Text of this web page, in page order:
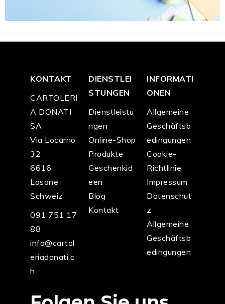
KONTAKT
CARTOLERI
A DONATI
SA
Via Locarno
32
6616
Losone
Schweiz
091 751 17
88
info@cartol
eriadonati.c
h
DIENSTLEI
STUNGEN
Dienstleistu
ngen
Online-Shop
Produkte
Geschenkid
een
Blog
Kontakt
INFORMATI
ONEN
Allgemeine
Geschäftsb
edingungen
Cookie-
Richtlinie
Impressum
Datenschut
z
Allgemeine
Geschäftsb
edingungen